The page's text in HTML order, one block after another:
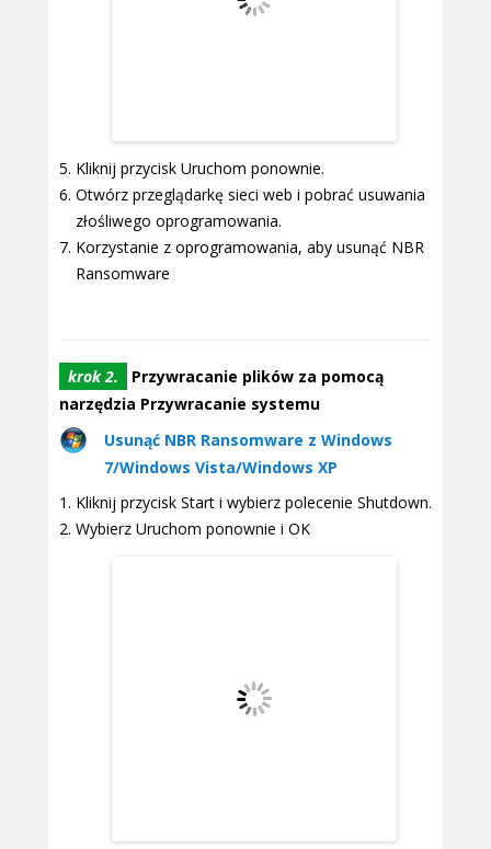
Kliknij przycisk Uruchom ponownie.
Otwórz przeglądarkę sieci web i pobrać usuwania
złośliwego oprogramowania.
Korzystanie z oprogramowania, aby usunąć NBR
Ransomware
krok 2.
Przywracanie plików za pomocą
narzędzia Przywracanie systemu
Usunąć NBR Ransomware z Windows
7/Windows Vista/Windows XP
Kliknij przycisk Start i wybierz polecenie Shutdown.
Wybierz Uruchom ponownie i OK